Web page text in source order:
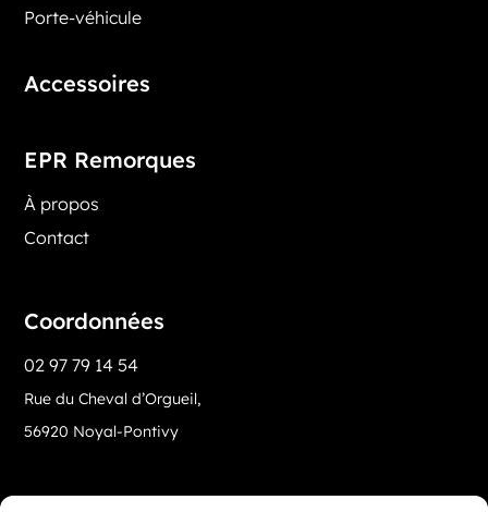
Porte-véhicule
Accessoires
EPR Remorques
À propos
Contact
Coordonnées
02 97 79 14 54
Rue du Cheval d’Orgueil,
56920 Noyal-Pontivy